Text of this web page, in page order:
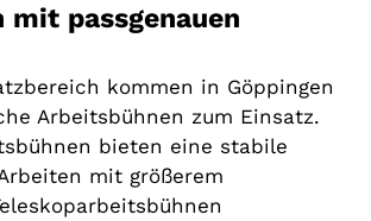
mit passgenauen
kommen in Göppingen
Arbeitsbühnen zum Einsatz.
bieten eine stabile
mit größerem